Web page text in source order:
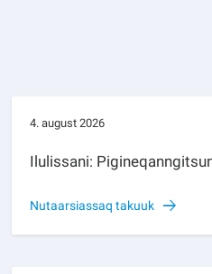
4. august 2026
Ilulissani:
Nutaarsiassaq takuuk